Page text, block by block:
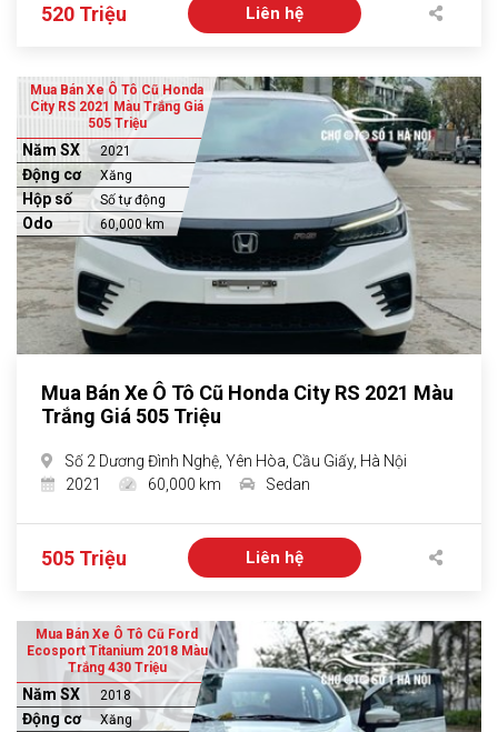
520 Triệu Liên hệ
Mua Bán Xe Ô Tô Cũ Honda
City RS 2021 Màu Trắng Giá
505 Triệu
Năm SX 2021
Động cơ Xăng
Hộp số Số tự động
Odo 60,000 km
Mua Bán Xe Ô Tô Cũ Honda City RS 2021 Màu
Trắng Giá 505 Triệu
Số 2 Dương Đình Nghệ, Yên Hòa, Cầu Giấy, Hà Nội
2021
60,000 km Sedan
505 Triệu Liên hệ
Mua Bán Xe Ô Tô Cũ Ford
Ecosport Titanium 2018 Màu
Trắng 430 Triệu
Năm SX 2018
Động cơ Xăng